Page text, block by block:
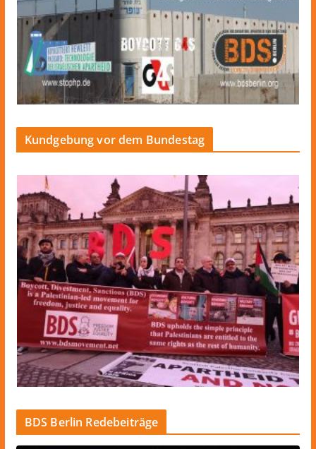
Kundgebung vor dem Bundestag
BDS Berlin Redebeiträge